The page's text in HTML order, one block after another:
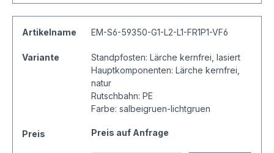
Artikelname EM-S6-59350-G1-L2-L1-FR1P1-VF6
Variante
Standpfosten: Lärche kernfrei, lasiert
Hauptkomponenten: Lärche kernfrei,
natur
Rutschbahn: PE
Farbe: salbeigruen-lichtgruen
Preis Preis auf Anfrage